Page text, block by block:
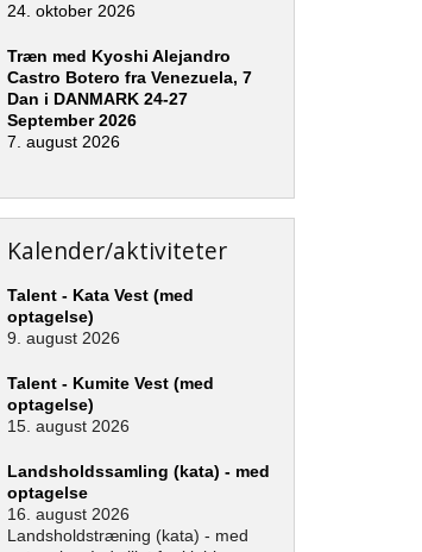
24. oktober 2026
Træn med Kyoshi Alejandro
Castro Botero fra Venezuela, 7
Dan i DANMARK 24-27
September 2026
7. august 2026
Kalender/aktiviteter
Talent - Kata Vest (med
optagelse)
9. august 2026
Talent - Kumite Vest (med
optagelse)
15. august 2026
Landsholdssamling (kata) - med
optagelse
16. august 2026
Landsholdstræning (kata) - med